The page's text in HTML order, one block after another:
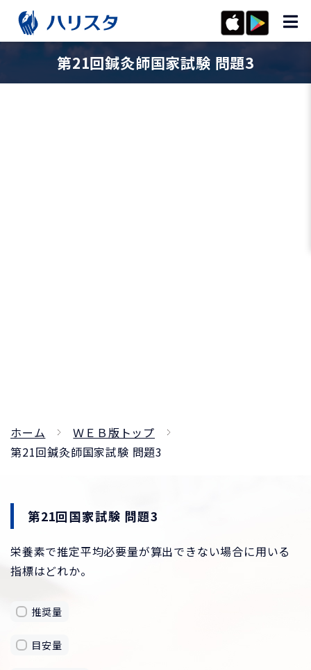
第21回鍼灸師国家試験 問題3
ホーム
ＷＥＢ版トップ
第21回鍼灸師国家試験 問題3
第21回国家試験 問題3
栄養素で推定平均必要量が算出できない場合に用いる
指標はどれか。
推奨量
目安量